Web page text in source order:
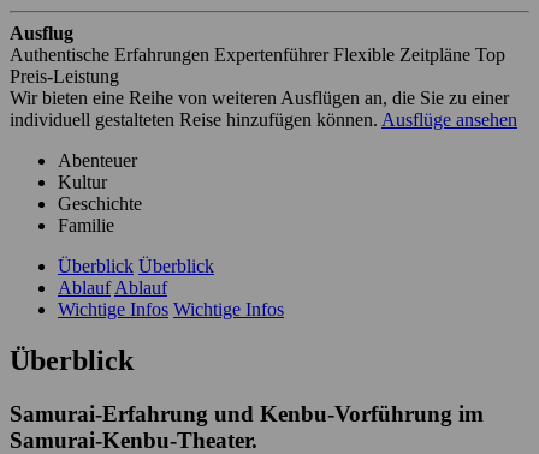
Ausflug
Authentische Erfahrungen Expertenführer Flexible Zeitpläne Top
Preis-Leistung
Wir bieten eine Reihe von weiteren Ausflügen an, die Sie zu einer
individuell gestalteten Reise hinzufügen können. Ausflüge ansehen
Abenteuer
Kultur
Geschichte
Familie
Überblick Überblick
Ablauf Ablauf
Wichtige Infos Wichtige Infos
Überblick
Samurai-Erfahrung und Kenbu-Vorführung im
Samurai-Kenbu-Theater.